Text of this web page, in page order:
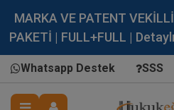
MARKA VE PATENT
PAKETİ | FULL+FULL |
Whatsapp Destek SSS